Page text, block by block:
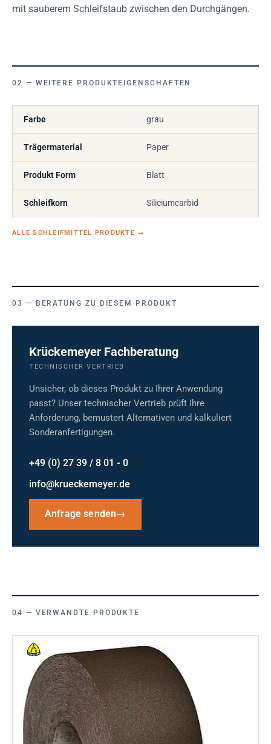
mit sauberem Schleifstaub zwischen den Durchgängen.
WEITERE PRODUKTEIGENSCHAFTEN
Farbe grau
Trägermaterial Paper
Produkt Form Blatt
Schleifkorn Siliciumcarbid
ALLE SCHLEIFMITTEL PRODUKTE →
BERATUNG ZU DIESEM PRODUKT
Krückemeyer Fachberatung
TECHNISCHER VERTRIEB
Unsicher, ob dieses Produkt zu Ihrer Anwendung
passt? Unser technischer Vertrieb prüft Ihre
Anforderung, bemustert Alternativen und kalkuliert
Sonderanfertigungen.
+49 (0) 27 39 / 8 01 - 0
info@krueckemeyer.de
Anfrage senden→
VERWANDTE PRODUKTE